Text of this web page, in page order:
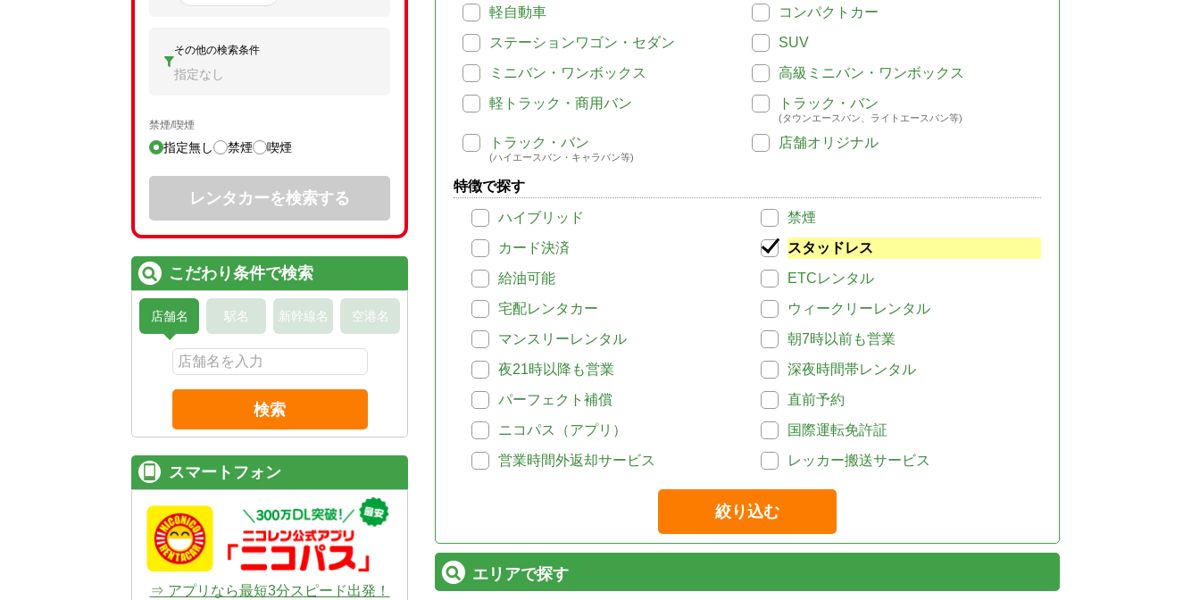
軽自動車
コンパクトカー
ステーションワゴン・セダン
SUV
ミニバン・ワンボックス
高級ミニバン・ワンボックス
軽トラック・商用バン
トラック・バン
(タウンエースバン、ライトエースバン等)
トラック・バン
(ハイエースバン・キャラバン等)
店舗オリジナル
特徴で探す
ハイブリッド
禁煙
カード決済
スタッドレス
給油可能
ETCレンタル
宅配レンタカー
ウィークリーレンタル
マンスリーレンタル
朝7時以前も営業
夜21時以降も営業
深夜時間帯レンタル
パーフェクト補償
直前予約
ニコパス（アプリ）
国際運転免許証
営業時間外返却サービス
レッカー搬送サービス
絞り込む
エリアで探す
その他の検索条件
指定なし
禁煙/喫煙
指定無し 禁煙 喫煙
レンタカーを検索する
こだわり条件で検索
店舗名 駅名 新幹線名 空港名
検索
スマートフォン
⇒ アプリなら最短3分スピード出発！